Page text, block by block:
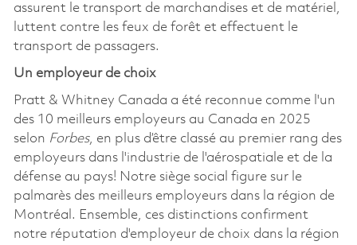
assurent le transport de marchandises et de matériel,
luttent contre les feux de forêt et effectuent le
transport de passagers.
Un employeur de choix
Pratt & Whitney Canada a été reconnue comme l'un
des 10 meilleurs employeurs au Canada en 2025
selon Forbes, en plus d’être classé au premier rang des
employeurs dans l'industrie de l'aérospatiale et de la
défense au pays! Notre siège social figure sur le
palmarès des meilleurs employeurs dans la région de
Montréal. Ensemble, ces distinctions confirment
notre réputation d'employeur de choix dans la région